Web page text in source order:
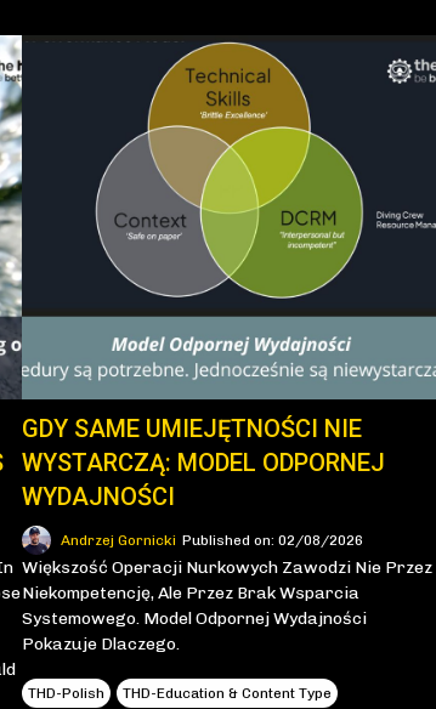
GDY SAME UMIEJĘTNOŚCI NIE
WYSTARCZĄ: MODEL ODPORNEJ
WYDAJNOŚCI
Andrzej Gornicki Published on: 02/08/2026
Większość Operacji Nurkowych Zawodzi Nie Przez
Niekompetencję, Ale Przez Brak Wsparcia
Systemowego. Model Odpornej Wydajności
Pokazuje Dlaczego.
THD-Polish THD-Education & Content Type